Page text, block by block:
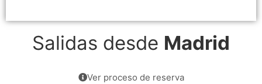
Salidas desde Madrid
Ver proceso de reserva